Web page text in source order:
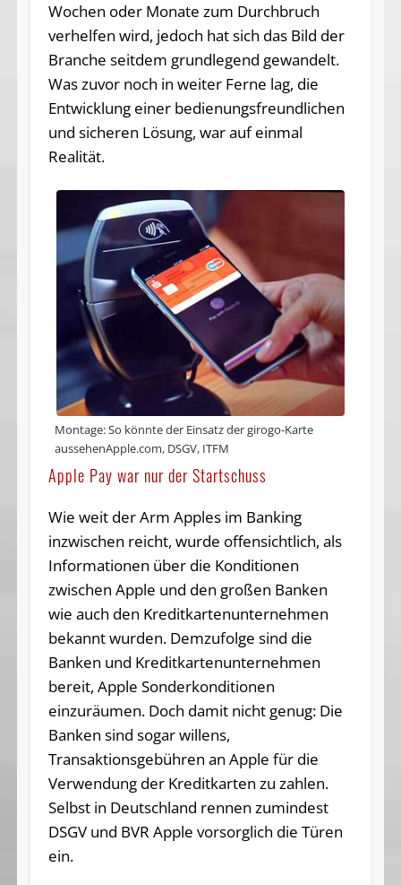
Wochen oder Monate zum Durchbruch
verhelfen wird, jedoch hat sich das Bild der
Branche seitdem grundlegend gewandelt.
Was zuvor noch in weiter Ferne lag, die
Entwicklung einer bedienungsfreundlichen
und sicheren Lösung, war auf einmal
Realität.
Montage: So könnte der Einsatz der girogo-Karte
aussehenApple.com, DSGV, ITFM
Apple Pay war nur der Startschuss
Wie weit der Arm Apples im Banking
inzwischen reicht, wurde offensichtlich, als
Informationen über die Konditionen
zwischen Apple und den großen Banken
wie auch den Kreditkartenunternehmen
bekannt wurden. Demzufolge sind die
Banken und Kreditkartenunternehmen
bereit, Apple Sonderkonditionen
einzuräumen. Doch damit nicht genug: Die
Banken sind sogar willens,
Transaktionsgebühren an Apple für die
Verwendung der Kreditkarten zu zahlen.
Selbst in Deutschland rennen zumindest
DSGV und BVR Apple vorsorglich die Türen
ein.